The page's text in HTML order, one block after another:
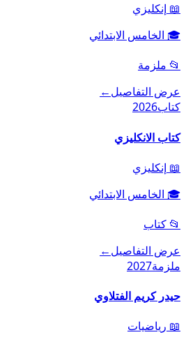
📖 إنكليزي
🎓 الخامس الابتدائي
📂 ملزمة
عرض التفاصيل←
كتاب2026
كتاب الانكليزي
📖 إنكليزي
🎓 الخامس الابتدائي
📂 كتاب
عرض التفاصيل←
ملزمة2027
حيدر كريم الفتلاوي
📖 رياضيات